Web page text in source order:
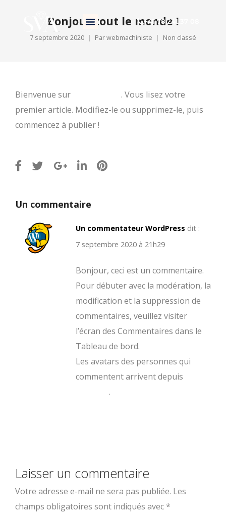
+41 78 241 37 08
Bonjour tout le monde !
7 septembre 2020 Parwebmachiniste Non classé
Bienvenue sur
. Vous lisez votre
premier article. Modifiez-le ou supprimez-le, puis
commencez à publier !
Un commentaire
Un commentateur WordPress dit :
7 septembre 2020 à 21h29
Bonjour, ceci est un commentaire.
Pour débuter avec la modération, la
modification et la suppression de
commentaires, veuillez visiter
l’écran des Commentaires dans le
Tableau de bord.
Les avatars des personnes qui
commentent arrivent depuis
.
Laisser un commentaire
Votre adresse e-mail ne sera pas publiée. Les
champs obligatoires sont indiqués avec *